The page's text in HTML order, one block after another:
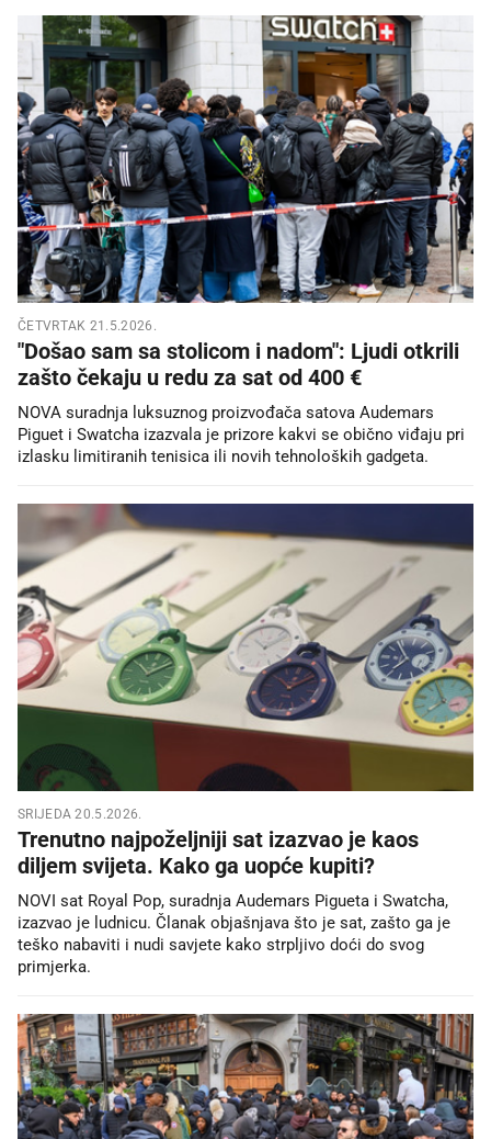
ČETVRTAK 21.5.2026.
"Došao sam sa stolicom i nadom": Ljudi otkrili
zašto čekaju u redu za sat od 400 €
NOVA suradnja luksuznog proizvođača satova Audemars
Piguet i Swatcha izazvala je prizore kakvi se obično viđaju pri
izlasku limitiranih tenisica ili novih tehnoloških gadgeta.
SRIJEDA 20.5.2026.
Trenutno najpoželjniji sat izazvao je kaos
diljem svijeta. Kako ga uopće kupiti?
NOVI sat Royal Pop, suradnja Audemars Pigueta i Swatcha,
izazvao je ludnicu. Članak objašnjava što je sat, zašto ga je
teško nabaviti i nudi savjete kako strpljivo doći do svog
primjerka.